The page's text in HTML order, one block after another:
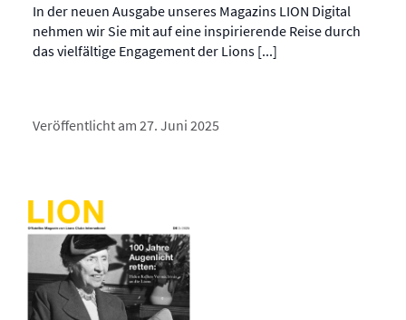
In der neuen Ausgabe unseres Magazins LION Digital
nehmen wir Sie mit auf eine inspirierende Reise durch
das vielfältige Engagement der Lions [...]
Veröffentlicht am 27. Juni 2025